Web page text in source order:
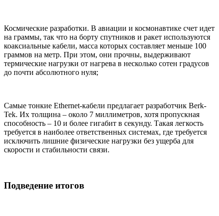
Космические разработки. В авиации и космонавтике счет идет
на граммы, так что на борту спутников и ракет используются
коаксиальные кабели, масса которых составляет меньше 100
граммов на метр. При этом, они прочны, выдерживают
термические нагрузки от нагрева в несколько сотен градусов
до почти абсолютного нуля;
Самые тонкие Ethernet-кабели предлагает разработчик Berk-
Tek. Их толщина – около 7 миллиметров, хотя пропускная
способность – 10 и более гигабит в секунду. Такая легкость
требуется в наиболее ответственных системах, где требуется
исключить лишние физические нагрузки без ущерба для
скорости и стабильности связи.
Подведение итогов